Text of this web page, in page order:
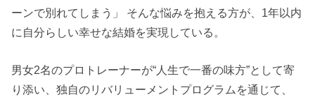
ーンで別れてしまう」 そんな悩みを抱える方が、1年以内
に自分らしい幸せな結婚を実現している。
男女2名のプロトレーナーが“人生で一番の味方”として寄
り添い、独自のリバリューメントプログラムを通じて、